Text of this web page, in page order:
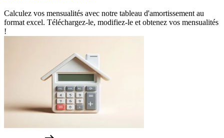
Calculez vos mensualités avec notre tableau d'amortissement au
format excel. Téléchargez-le, modifiez-le et obtenez vos mensualités
!